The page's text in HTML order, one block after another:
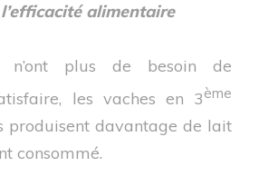
alimentaire
n’ont plus de besoin de
les vaches en 3ème
produisent davantage de lait
consommé.